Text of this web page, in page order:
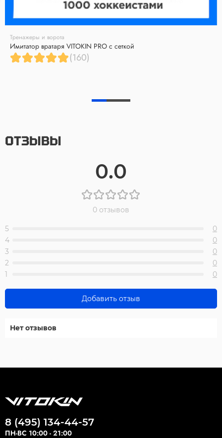
Тренажеры и ворота
Имитатор вратаря VITOKIN PRO с сеткой
(160)
ОТЗЫВЫ
0.0
0 отзывов
5
0
4
0
3
0
2
0
1
0
Добавить отзыв
Нет отзывов
8 (495) 134-44-57
ПН-ВС 10:00 - 21:00